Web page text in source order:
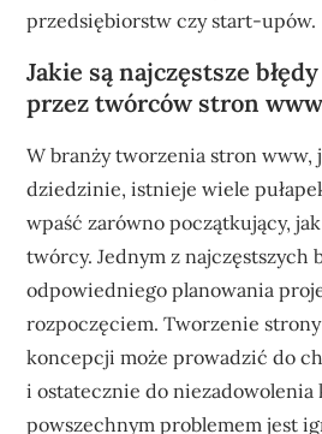
przedsiębiorstw czy start-upów.
Jakie są najczęstsze
przez twórców stron
W branży tworzenia stron www,
dziedzinie, istnieje wiele
wpaść zarówno początkujący,
twórcy. Jednym z najczęstszych
odpowiedniego planowania
rozpoczęciem. Tworzenie
koncepcji może prowadzić do
i ostatecznie do niezadowolenia
powszechnym problemem jest